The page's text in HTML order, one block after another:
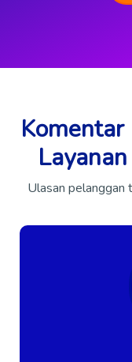
Ulasan pelanggan